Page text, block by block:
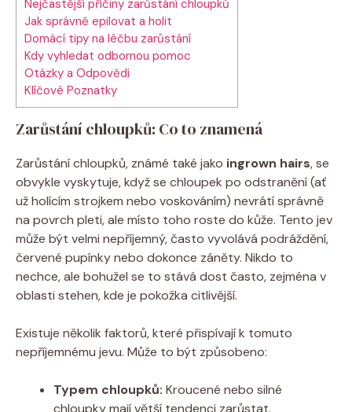
Nejčastější příčiny zarůstání chloupků
Jak správně epilovat a holit
Domácí tipy na léčbu zarůstání
Kdy vyhledat odbornou pomoc
Otázky a Odpovědi
Klíčové Poznatky
Zarůstání chloupků: Co to znamená
Zarůstání chloupků, známé také jako ingrown hairs, se
obvykle vyskytuje, když se chloupek po odstranění (ať
už holícím strojkem nebo voskováním) nevrátí správně
na povrch pleti, ale místo toho roste do kůže. Tento jev
může být velmi nepříjemný, často vyvolává podráždění,
červené pupínky nebo dokonce záněty. Nikdo to
nechce, ale bohužel se to stává dost často, zejména v
oblasti stehen, kde je pokožka citlivější.
Existuje několik faktorů, které přispívají k tomuto
nepříjemnému jevu. Může to být způsobeno:
Typem chloupků: Kroucené nebo silné
chloupky mají větší tendenci zarůstat.